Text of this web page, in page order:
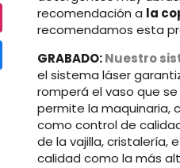
recomendación a la
recomendamos esta
GRABADO:Nuestro
el sistema láser
romperá el vaso que
permite la maquinaria,
como control de
de la vajilla, cristalería,
calidad como la más